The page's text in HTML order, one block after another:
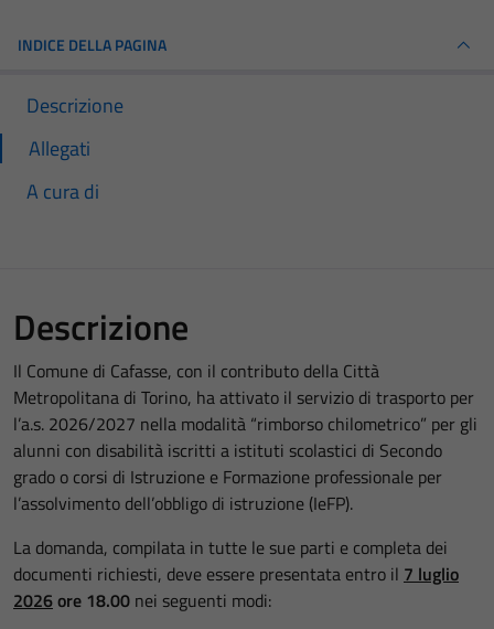
INDICE DELLA PAGINA
Descrizione
Allegati
A cura di
Descrizione
Il Comune di Cafasse, con il contributo della Città
Metropolitana di Torino, ha attivato il servizio di trasporto per
l’a.s. 2026/2027 nella modalità “rimborso chilometrico” per gli
alunni con disabilità iscritti a istituti scolastici di Secondo
grado o corsi di Istruzione e Formazione professionale per
l’assolvimento dell’obbligo di istruzione (IeFP).
La domanda, compilata in tutte le sue parti e completa dei
documenti richiesti, deve essere presentata entro il 7 luglio
2026ore 18.00 nei seguenti modi: